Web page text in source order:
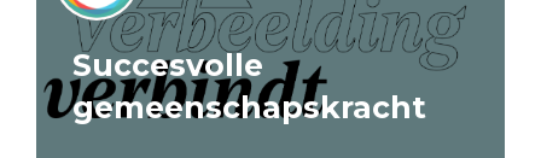
Succesvolle
gemeenschapskracht